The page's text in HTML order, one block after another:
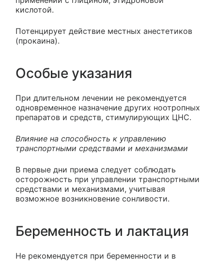
кислотой.
Потенцирует действие местных анестетиков
(прокаина).
Особые указания
При длительном лечении не рекомендуется
одновременное назначение других ноотропных
препаратов и средств, стимулирующих ЦНС.
Влияние на способность к управлению
транспортными средствами и механизмами
В первые дни приема следует соблюдать
осторожность при управлении транспортными
средствами и механизмами, учитывая
возможное возникновение сонливости.
Беременность и лактация
Не рекомендуется при беременности и в